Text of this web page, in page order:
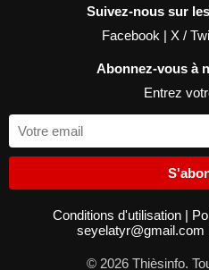
Suivez-nous sur
Facebook | X /
Abonnez-vous à
Entrez
Conditions d'utilisation |
seyelatyr@gmail.com
© 2026 Thièsinfo.